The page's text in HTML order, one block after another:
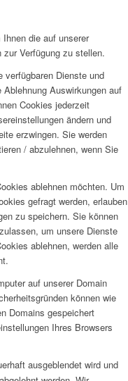
die auf unserer
Verfügung zu stellen.
verfügbaren Dienste und
Auswirkungen auf
Cookies jederzeit
ändern und
erzwingen. Sie werden
/ abzulehnen, wenn Sie
ablehnen möchten. Um
gefragt werden, erlauben
zu speichern. Sie können
um unsere Dienste
ablehnen, werden alle
auf unserer Domain
können wie
Domains gespeichert
Ihres Browsers
ausgeblendet wird und